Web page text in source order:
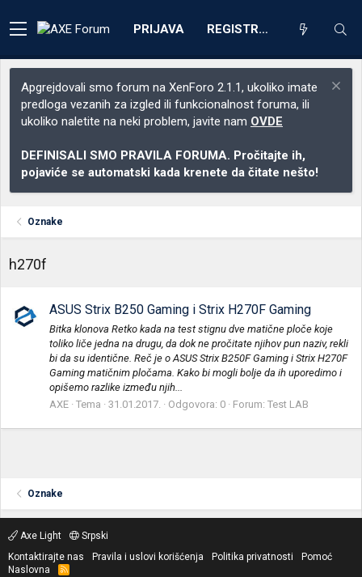
PRIJAVA REGISTRACIJA
Apgrejdovali smo forum na XenForo 2.1.1, ukoliko imate
predloga vezanih za izgled ili funkcionalnost foruma, ili
ukoliko naletite na neki problem, javite nam OVDE
DEFINISALI SMO PRAVILA FORUMA. Pročitajte ih,
pojaviće se automatski kada krenete da čitate nešto!
Oznake
h270f
ASUS Strix B250 Gaming i Strix H270F Gaming
Bitka klonova Retko kada na test stignu dve matične ploče koje
toliko liče jedna na drugu, da dok ne pročitate njihov pun naziv, rekli
bi da su identične. Reč je o ASUS Strix B250F Gaming i Strix H270F
Gaming matičnim pločama. Kako bi mogli bolje da ih uporedimo i
opišemo razlike između njih...
AXE Tema 31.01.2017. Odgovora: 0 Forum: Test LAB
Oznake
Axe Light
Srpski
Kontaktirajte nas
Pravila i uslovi korišćenja Politika privatnosti
Pomoć
Naslovna
R